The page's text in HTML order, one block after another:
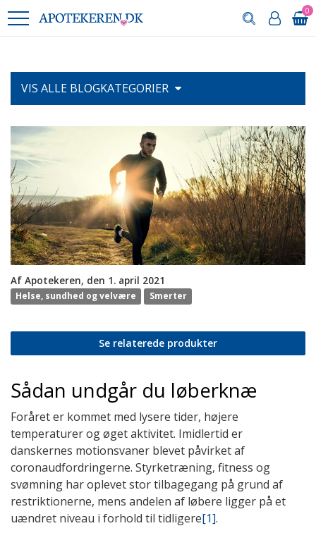
0
VIS ALLE BLOGKATEGORIER
Af Apotekeren, den 1. april 2021
Helse, sundhed og velvære Smerter
Se relaterede produkter
Sådan undgår du løberknæ
Foråret er kommet med lysere tider, højere
temperaturer og øget aktivitet. Imidlertid er
danskernes motionsvaner blevet påvirket af
coronaudfordringerne. Styrketræning, fitness og
svømning har oplevet stor tilbagegang på grund af
restriktionerne, mens andelen af løbere ligger på et
uændret niveau i forhold til tidligere[1].